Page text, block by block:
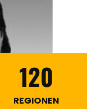
120
REGIONEN